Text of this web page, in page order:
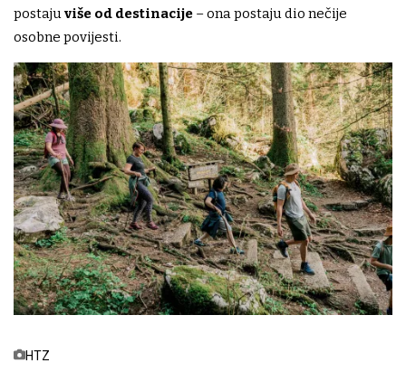
postajuviše od destinacije – ona postaju dio nečije
osobne povijesti.
HTZ